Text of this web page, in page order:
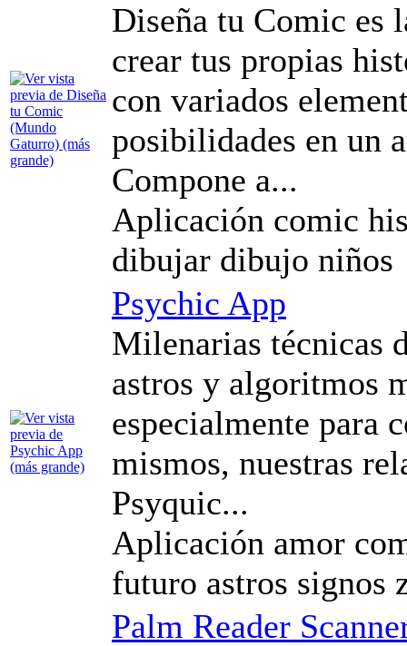
Diseña tu Comic es
crear tus propias
con variados
posibilidades en un
Compone a...
Aplicación comic
dibujar dibujo niños
Psychic App
Milenarias técnicas
astros y algoritmos
especialmente para
mismos, nuestras
Psyquic...
Aplicación amor
futuro astros signos
Palm Reader